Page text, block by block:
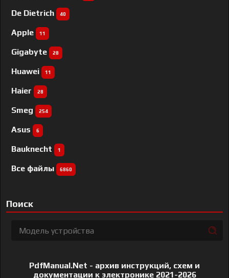
De Dietrich 40
Apple 11
Gigabyte 28
Huawei 11
Haier 28
Smeg 254
Asus 6
Bauknecht 1
Все файлы 6860
Поиск
PdfManual.Net - архив инструкций, схем и
документации к электронике 2021-2026